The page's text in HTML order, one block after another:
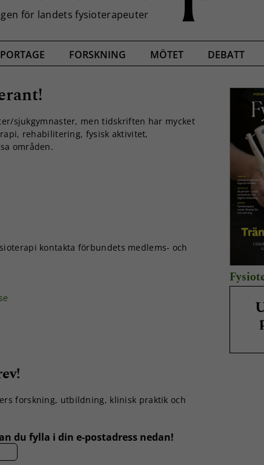
FORSKNING MÖTET DEBATT
sjukgymnaster, men tidskriften har mycket
rehabilitering, fysisk aktivitet,
områden.
kontakta förbundets medlems- och
forskning, utbildning, klinisk praktik och
du fylla i din e-postadress nedan!